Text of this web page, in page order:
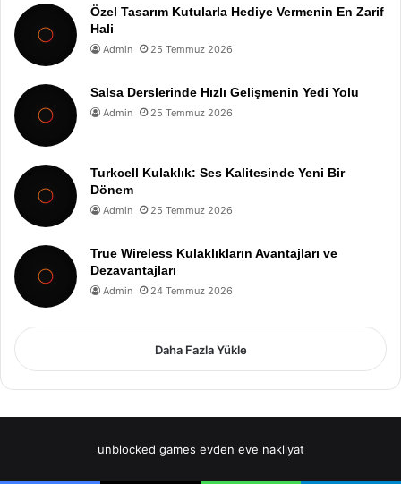
Özel Tasarım Kutularla Hediye Vermenin En Zarif
Hali
Admin 25 Temmuz 2026
Salsa Derslerinde Hızlı Gelişmenin Yedi Yolu
Admin 25 Temmuz 2026
Turkcell Kulaklık: Ses Kalitesinde Yeni Bir
Dönem
Admin 25 Temmuz 2026
True Wireless Kulaklıkların Avantajları ve
Dezavantajları
Admin 24 Temmuz 2026
Daha Fazla Yükle
unblocked games evden eve nakliyat